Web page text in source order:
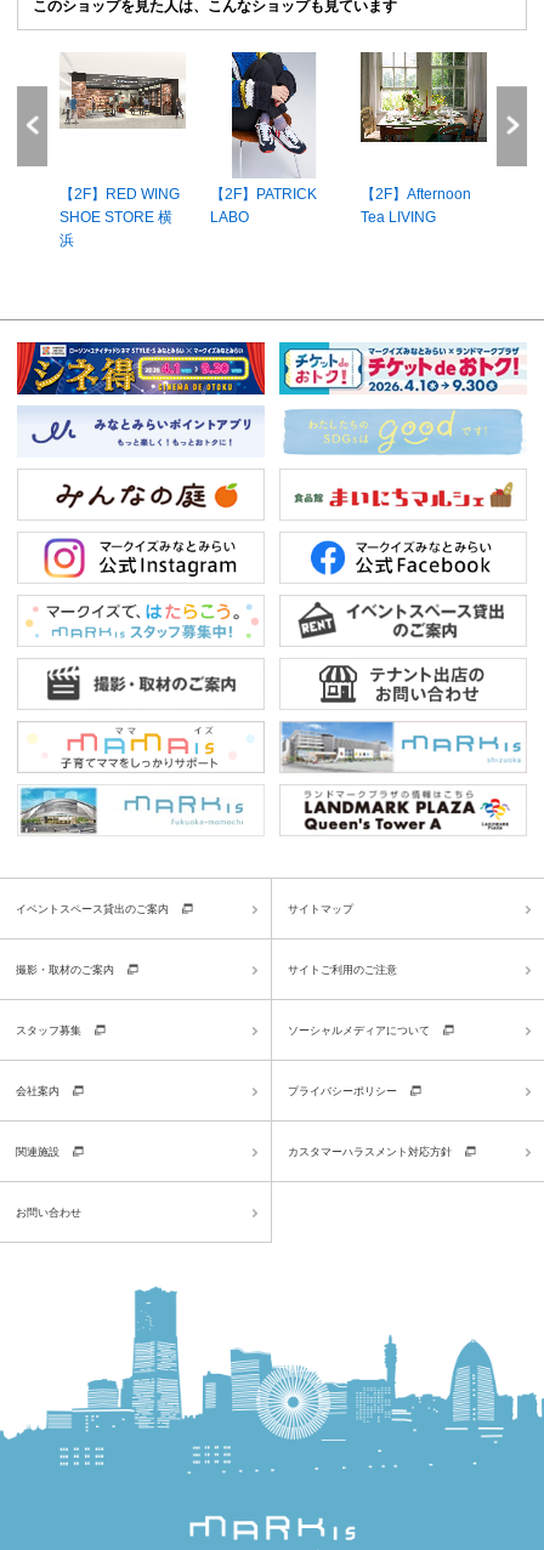
このショップを見た人は、こんなショップも見ています
【2F】RED WING
SHOE STORE 横
浜
【2F】PATRICK
LABO
【2F】Afternoon
Tea LIVING
イベントスペース貸出のご案内
撮影・取材のご案内
スタッフ募集
会社案内
関連施設
お問い合わせ
サイトマップ
サイトご利用のご注意
ソーシャルメディアについて
プライバシーポリシー
カスタマーハラスメント対応方針